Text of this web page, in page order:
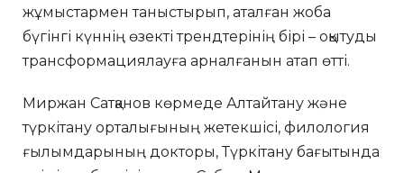
жұмыстармен таныстырып, аталған жоба
бүгінгі күннің өзекті трендтерінің бірі – оқытуды
трансформациялауға арналғанын атап өтті.
Миржан Сатқанов көрмеде Алтайтану және
түркітану орталығының жетекшісі, филология
ғылымдарының докторы, Түркітану бағытында